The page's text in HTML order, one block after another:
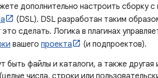
дополнительно настроить сборку
(DSL). DSL разработан таким
это сделать. Логика в плагинах
вашего проекта
(и подпроектов).
быть файлы и каталоги, а также другая
числа, строки или